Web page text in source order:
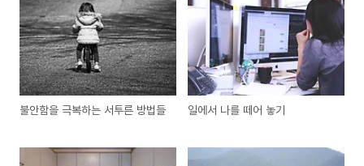
불안함을 극복하는 서투른 방법들 일에서 나를 떼어 놓기